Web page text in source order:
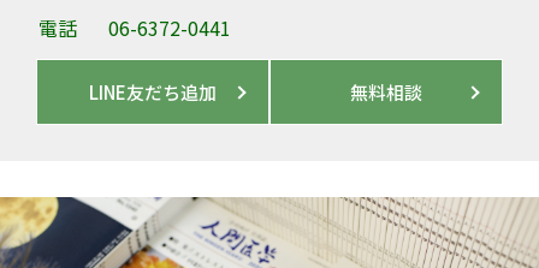
電話
06-6372-0441
LINE友だち追加 無料相談